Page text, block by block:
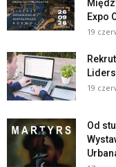
Expo
19
19
Od